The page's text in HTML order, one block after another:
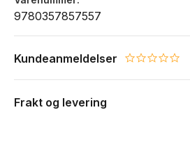
9780357857557
Kundeanmeldelser 0.0 star rating
Frakt og levering